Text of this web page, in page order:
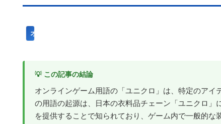
オンラインゲーム用語
💡 この記事の結論
オンラインゲーム用語の「ユニクロ」は、特定のア
の用語の起源は、日本の衣料品チェーン「ユニクロ
を提供することで知られており、ゲーム内で一般的